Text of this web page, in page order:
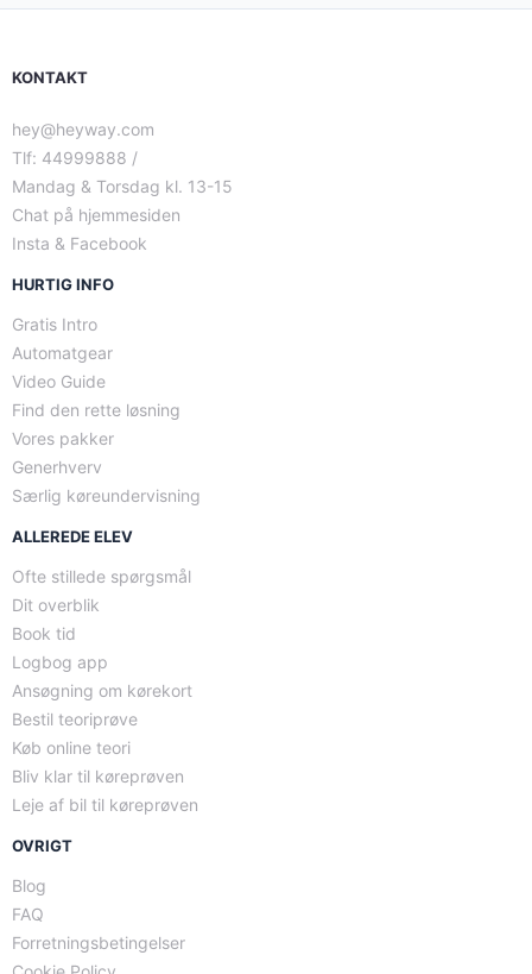
KONTAKT
hey@heyway.com
Tlf: 44999888 /
Mandag & Torsdag kl. 13-15
Chat på hjemmesiden
Insta & Facebook
HURTIG INFO
Gratis Intro
Automatgear
Video Guide
Find den rette løsning
Vores pakker
Generhverv
Særlig køreundervisning
ALLEREDE ELEV
Ofte stillede spørgsmål
Dit overblik
Book tid
Logbog app
Ansøgning om kørekort
Bestil teoriprøve
Køb online teori
Bliv klar til køreprøven
Leje af bil til køreprøven
OVRIGT
Blog
FAQ
Forretningsbetingelser